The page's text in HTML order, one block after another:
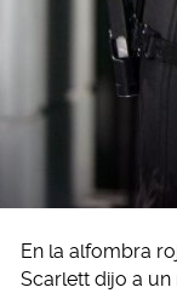
En la alfombra
Scarlett dijo a